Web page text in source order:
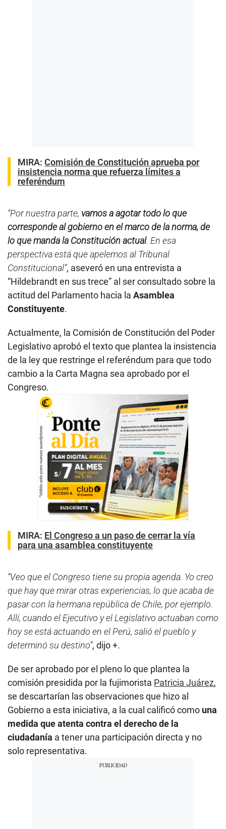
MIRA: Comisión de Constitución aprueba por
insistencia norma que refuerza límites a
referéndum
“Por nuestra parte, vamos a agotar todo lo que
corresponde al gobierno en el marco de la norma, de
lo que manda la Constitución actual. En esa
perspectiva está que apelemos al Tribunal
Constitucional”, aseveró en una entrevista a
“Hildebrandt en sus trece” al ser consultado sobre la
actitud del Parlamento hacia la Asamblea
Constituyente.
Actualmente, la Comisión de Constitución del Poder
Legislativo aprobó el texto que plantea la insistencia
de la ley que restringe el referéndum para que todo
cambio a la Carta Magna sea aprobado por el
Congreso.
MIRA: El Congreso a un paso de cerrar la vía
para una asamblea constituyente
“Veo que el Congreso tiene su propia agenda. Yo creo
que hay que mirar otras experiencias, lo que acaba de
pasar con la hermana república de Chile, por ejemplo.
Allí, cuando el Ejecutivo y el Legislativo actuaban como
hoy se está actuando en el Perú, salió el pueblo y
determinó su destino”, dijo +.
De ser aprobado por el pleno lo que plantea la
comisión presidida por la fujimorista Patricia Juárez,
se descartarían las observaciones que hizo al
Gobierno a esta iniciativa, a la cual calificó como una
medida que atenta contra el derecho de la
ciudadanía a tener una participación directa y no
solo representativa.